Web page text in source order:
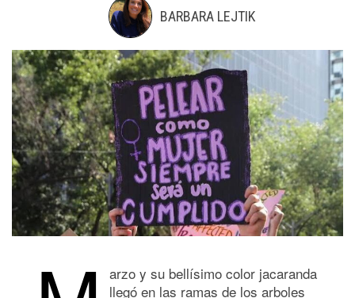
BARBARA LEJTIK
arzo y su bellísimo color jacaranda
llegó en las ramas de los arboles